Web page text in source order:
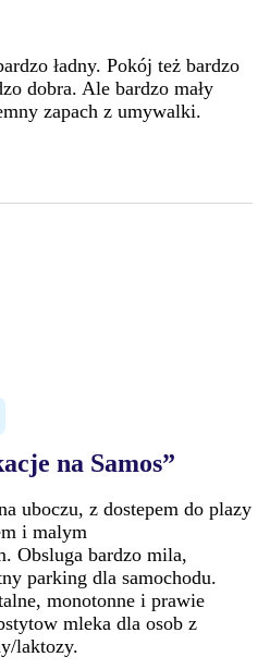
ładny. Pokój też bardzo
dobra. Ale bardzo mały
zapach z umywalki.
na Samos”
uboczu, z dostepem do plazy
i malym
Obsluga bardzo mila,
parking dla samochodu.
monotonne i prawie
mleka dla osob z
laktozy.